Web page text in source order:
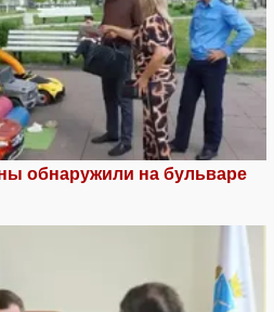
обнаружили на бульваре